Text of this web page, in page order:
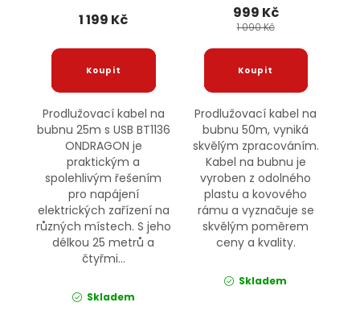
1 199 Kč
Prodlužovací kabel na
bubnu 25m s USB BT1136
ONDRAGON je
praktickým a
spolehlivým řešením
pro napájení
elektrických zařízení na
různých místech. S jeho
délkou 25 metrů a
čtyřmi...
Skladem
999 Kč
1 090 Kč
Prodlužovací kabel na
bubnu 50m, vyniká
skvělým zpracováním.
Kabel na bubnu je
vyroben z odolného
plastu a kovového
rámu a vyznačuje se
skvělým poměrem
ceny a kvality.
Skladem